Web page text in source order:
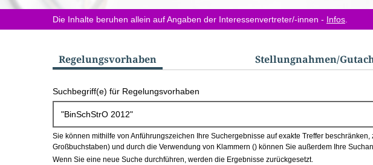
hier:Die Inhalte beruhen allein auf Angaben der Interessenvertreter/-innen - Infos
S
u
c
h
b
Regelungs­vorhaben Stellungnahmen/​
Suchbegriff(e) für Regelungsvorhaben
Sie können mithilfe von Anführungszeichen Ihre Suchergebnisse auf exakte Treffer beschränken,
Großbuchstaben) und durch die Verwendung von Klammern () können Sie außerdem Ihre
Wenn Sie eine neue Suche durchführen, werden die Ergebnisse zurückgesetzt.